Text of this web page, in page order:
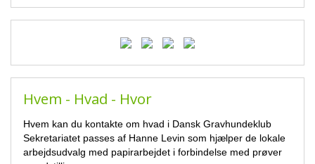
Hvem - Hvad - Hvor
Hvem kan du kontakte om hvad i Dansk Gravhundeklub
Sekretariatet passes af Hanne Levin som hjælper de lokale
arbejdsudvalg med papirarbejdet i forbindelse med prøver